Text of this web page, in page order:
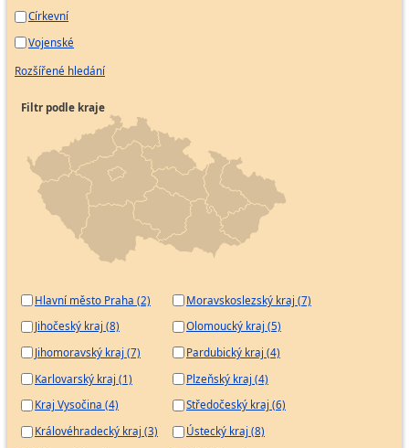
Církevní
Vojenské
Rozšířené hledání
Filtr podle kraje
Hlavní město Praha (2)
Jihočeský kraj (8)
Jihomoravský kraj (7)
Karlovarský kraj (1)
Kraj Vysočina (4)
Královéhradecký kraj (3)
Moravskoslezský kraj (7)
Olomoucký kraj (5)
Pardubický kraj (4)
Plzeňský kraj (4)
Středočeský kraj (6)
Ústecký kraj (8)